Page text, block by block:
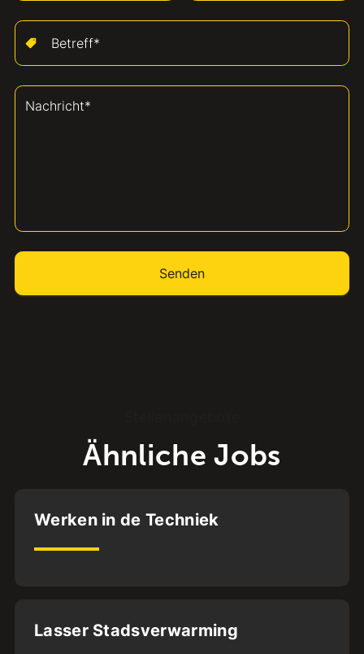
Ähnliche Jobs
Utrecht
Werken in de Techniek
Almere
Lasser Stadsverwarming